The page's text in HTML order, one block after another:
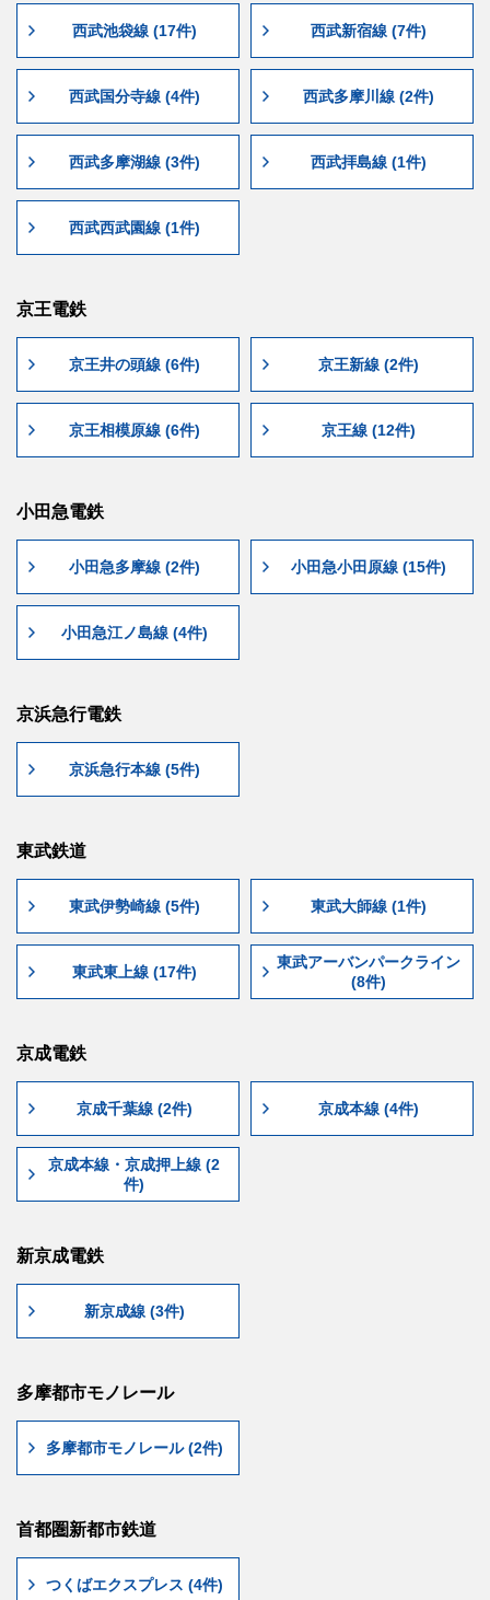
西武池袋線 (17件) 西武新宿線 (7件)
西武国分寺線 (4件) 西武多摩川線 (2件)
西武多摩湖線 (3件) 西武拝島線 (1件)
西武西武園線 (1件)
京王電鉄
京王井の頭線 (6件) 京王新線 (2件)
京王相模原線 (6件) 京王線 (12件)
小田急電鉄
小田急多摩線 (2件) 小田急小田原線 (15件)
小田急江ノ島線 (4件)
京浜急行電鉄
京浜急行本線 (5件)
東武鉄道
東武伊勢崎線 (5件) 東武大師線 (1件)
東武東上線 (17件)
東武アーバンパークライン
(8件)
京成電鉄
京成千葉線 (2件) 京成本線 (4件)
京成本線・京成押上線 (2
件)
新京成電鉄
新京成線 (3件)
多摩都市モノレール
多摩都市モノレール (2件)
首都圏新都市鉄道
つくばエクスプレス (4件)